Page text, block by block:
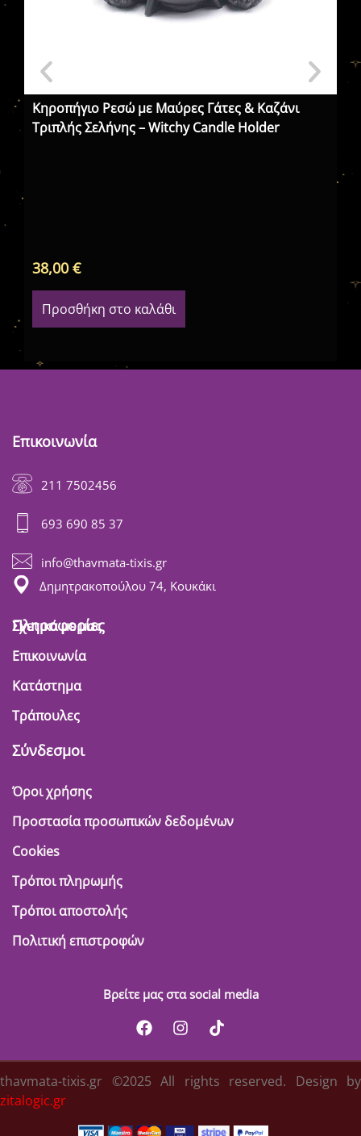
Κηροπήγιο Ρεσώ με Μαύρες Γάτες & Καζάνι
Τριπλής Σελήνης – Witchy Candle Holder
38,00€
Προσθήκη στο καλάθι
Επικοινωνία
211 7502456
693 690 85 37
info@thavmata-tixis.gr
Δημητρακοπούλου 74, Κουκάκι
Πληροφορίες
Σχετικά με μας
Επικοινωνία
Κατάστημα
Τράπουλες
Σύνδεσμοι
Όροι χρήσης
Προστασία προσωπικών δεδομένων
Cookies
Τρόποι πληρωμής
Τρόποι αποστολής
Πολιτική επιστροφών
Βρείτε μας στα social media
thavmata-tixis.gr ©2025 All rights reserved. Design by
zitalogic.gr